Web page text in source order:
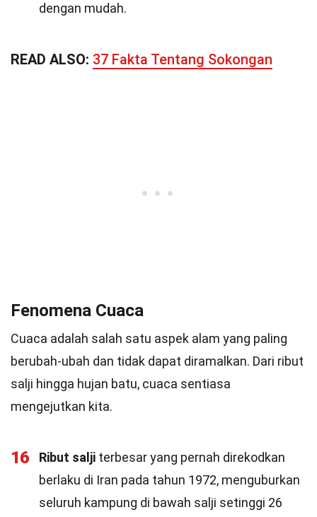
dengan mudah.
READ ALSO: 37 Fakta Tentang Sokongan
Fenomena Cuaca
Cuaca adalah salah satu aspek alam yang paling
berubah-ubah dan tidak dapat diramalkan. Dari ribut
salji hingga hujan batu, cuaca sentiasa
mengejutkan kita.
16 Ribut salji terbesar yang pernah direkodkan
berlaku di Iran pada tahun 1972, menguburkan
seluruh kampung di bawah salji setinggi 26